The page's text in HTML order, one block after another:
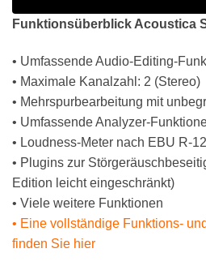
Funktionsüberblick Acoustica
• Umfassende Audio-Editing-
• Maximale Kanalzahl: 2 (Stereo)
• Mehrspurbearbeitung mit
• Umfassende Analyzer-
• Loudness-Meter nach EBU R-
• Plugins zur
Edition leicht eingeschränkt)
• Viele weitere Funktionen
• Eine vollständige Funktions-
finden Sie hier